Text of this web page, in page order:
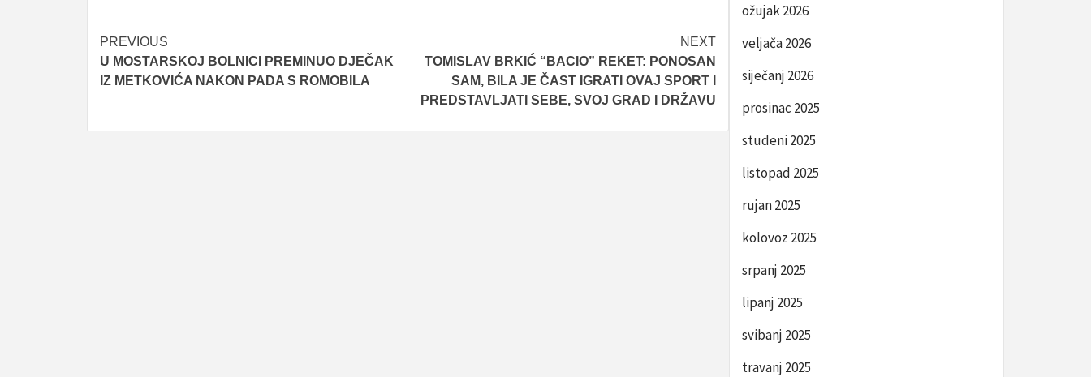
Post
navigation
PREVIOUS
U MOSTARSKOJ BOLNICI PREMINUO DJEČAK
IZ METKOVIĆA NAKON PADA S ROMOBILA
NEXT
TOMISLAV BRKIĆ “BACIO” REKET: PONOSAN
SAM, BILA JE ČAST IGRATI OVAJ SPORT I
PREDSTAVLJATI SEBE, SVOJ GRAD I DRŽAVU
ožujak 2026
veljača 2026
siječanj 2026
prosinac 2025
studeni 2025
listopad 2025
rujan 2025
kolovoz 2025
srpanj 2025
lipanj 2025
svibanj 2025
travanj 2025